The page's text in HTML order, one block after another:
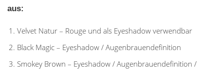
aus:
Velvet Natur – Rouge und als Eyeshadow verwendbar
Black Magic – Eyeshadow / Augenbrauendefinition
Smokey Brown – Eyeshadow / Augenbrauendefinition /